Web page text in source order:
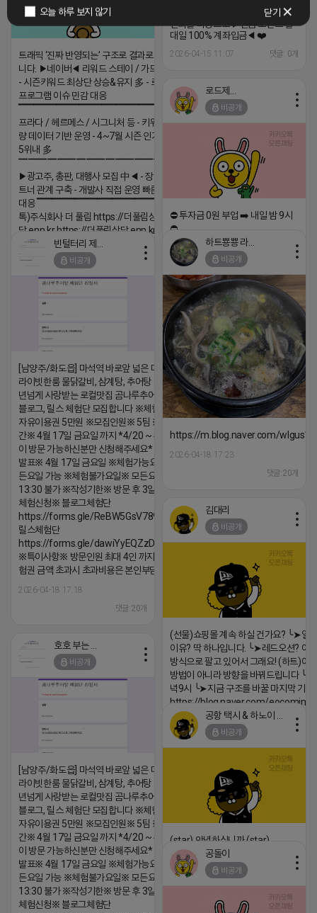
오늘 하루 보지 않기 닫기
︵‿︵뷰‿︵‿︵‿업︵‿︵ 안정
신뢰를 바탕으로 ▶현금 포인트 일
대일 100% 계좌입금◀ ❤️‍
2026-04-15 11:07 댓글: 0개
트래픽 ‘진짜 반영되는’ 구조로 결과로 보여드립
니다. ▶네이버◀ 리워드 스테이 / 가드 / 자몽 등
- 시즌키워드 최상단 상승&유지 多 - 로직변화,
프로그램 이슈 민감 대응
▔▔▔▔▔▔▔▔▔▔▔▔▔▔▔▔▔▔ ▶쿠팡◀
프라다 / 헤르메스 / 시그니처 등 - 키워드 검색
량 데이터 기반 운영 - 4~7월 시즌 인기 키워드
5위내 多
▔▔▔▔▔▔▔▔▔▔▔▔▔▔▔▔▔▔
▶광고주, 총판, 대행사 모집 中◀ - 장기 협업 파
트너 관계 구축 - 개발사 직접 운영 빠른 피드백
대응 ▔▔▔▔▔▔▔▔▔▔▔▔▔▔▔▔▔▔ (카
톡)주식회사 더 풀림 https://더풀림상
담.enn.kr https://더풀림상담.enn.kr
2026-04-18 17:26
비공개
⛔️ 투자금 0원 부업 ➡️ 내일 밤 9시
⛔️
2026-04-18 17:23
하트뿅뿅 라이언
비공개
https://m.blog.naver.com/
2026-04-18 17:23
댓글:20개
비공개
[남양주/화도읍] 마석역 바로앞 넓은 매장과, 프
라이빗한룸 물닭갈비, 삼계탕, 추어탕 맛집 10
년넘게 사랑받는 로컬맛집 곰나루추어탕에서
블로그, 릴스 체험단 모집합니다 ※체험메뉴※
자유이용권 5만원 ※모집인원※ 5팀 ※모집기
간※ 4월 17일 금요일 까지 *4/20 ~ 4/26 사
이 방문 가능하신분만 신청해주세요* ※체험단
발표※ 4월 17일 금요일 ※체험가능요일※ 모
든요일 가능 ※체험불가요일※ 모든요일 12 ~
13:30 불가 ※작성기한※ 방문 후 3일 이내 ※
체험신청※ 블로그체험단
https://forms.gle/ReBW5GsV789ur2Pz6
릴스체험단
https://forms.gle/dawiYyEQZzDdqf8W8
※특이사항※ 방문인원 최대 4인 까지 가능 체
험권 금액 초과시 초과비용은 본인부담입니다.
2026-04-18 17:18
댓글:20개
김대리
비공개
(선물)쇼핑몰 계속 하실 건가요? ╰➤열
이유? 딱 하나입니다. ╰➤레드오션? 아
방식으로 팔고 있어서 그래요! (하트)이
방법이 아니라 방향을 바꿔드립니다
녁9시 ╰➤지금 구조를 바꿀 마지막 기회
https://blog.naver.com/eocomim/
2026-04-18 17:15
비공개
[남양주/화도읍] 마석역 바로앞 넓은 매장과, 프
라이빗한룸 물닭갈비, 삼계탕, 추어탕 맛집 10
년넘게 사랑받는 로컬맛집 곰나루추어탕에서
블로그, 릴스 체험단 모집합니다 ※체험메뉴※
자유이용권 5만원 ※모집인원※ 5팀 ※모집기
간※ 4월 17일 금요일 까지 *4/20 ~ 4/26 사
이 방문 가능하신분만 신청해주세요* ※체험단
발표※ 4월 17일 금요일 ※체험가능요일※ 모
든요일 가능 ※체험불가요일※ 모든요일 12 ~
13:30 불가 ※작성기한※ 방문 후 3일 이내 ※
체험신청※ 블로그체험단
비공개
(star) 안녕하십니까 (star)
2026-04-18 17:12
공돌이
비공개